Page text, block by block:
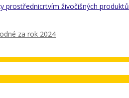
prostřednicrtvím živočišných produktů
za rok 2024